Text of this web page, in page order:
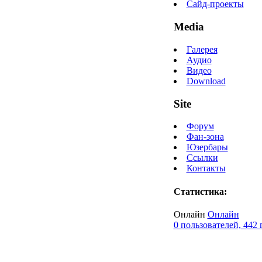
Сайд-проекты
Media
Галерея
Аудио
Видео
Download
Site
Форум
Фан-зона
Юзербары
Ссылки
Контакты
Статистика:
Онлайн Онлайн
0 пользователей, 442